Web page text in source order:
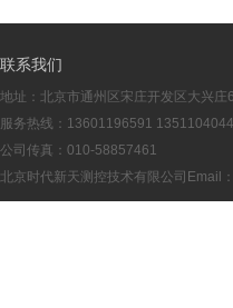
联系我们
地址：北京市通州区宋庄开发区大兴庄
服务热线：13601196591
公司传真：010-58857461
北京时代新天测控技术有限公司Email：